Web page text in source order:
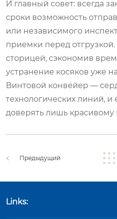
И главный совет: всегда
сроки возможность
или независимого
приемки перед отгрузкой.
сторицей, сэкономив
устранение косяков уже
Винтовой конвейер —
технологических линий, и
доверять лишь красивому
Предыдущий
Links: